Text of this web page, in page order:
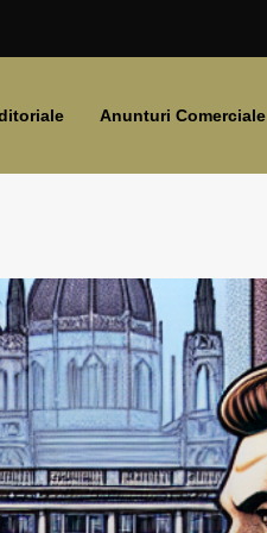
Anunturi Comerciale